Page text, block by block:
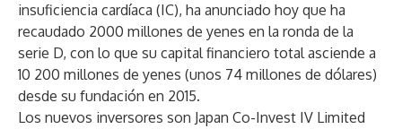
insuficiencia cardíaca (IC), ha anunciado hoy que ha
recaudado 2000 millones de yenes en la ronda de la
serie D, con lo que su capital financiero total asciende a
10 200 millones de yenes (unos 74 millones de dólares)
desde su fundación en 2015.
Los nuevos inversores son Japan Co-Invest IV Limited